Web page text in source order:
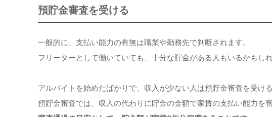
預貯金審査を受ける
一般的に、支払い能力の有無は職業や勤務先で判断されます。
フリーターとして働いていても、十分な貯金がある人もいるかもしれ
アルバイトを始めたばかりで、収入が少ない人は預貯金審査を受ける
預貯金審査では、収入の代わりに貯金の金額で家賃の支払い能力を審